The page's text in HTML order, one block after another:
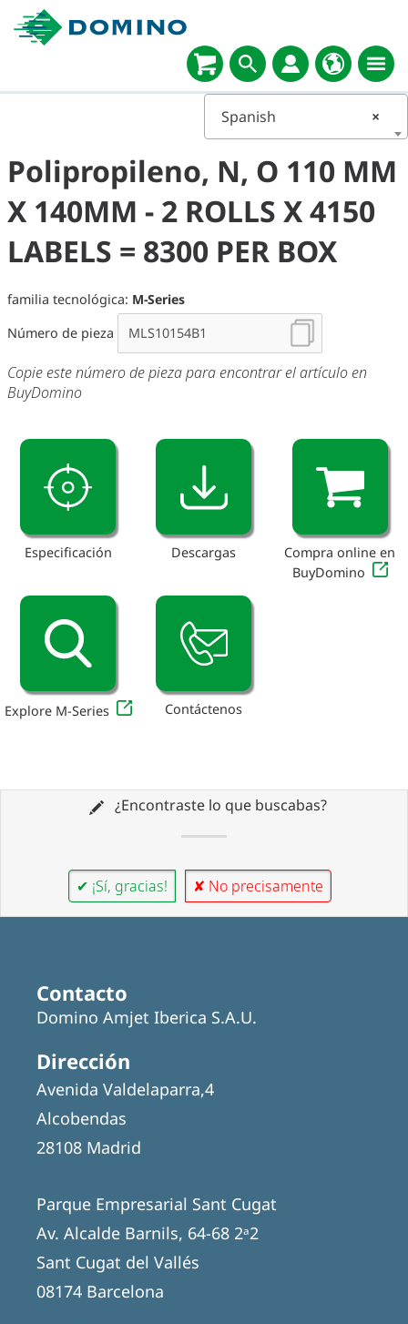
×
Spanish
Polipropileno, N, O 110 MM
X 140MM - 2 ROLLS X 4150
LABELS = 8300 PER BOX
familia tecnológica: M-Series
Número de pieza
Copie este número de pieza para encontrar el artículo en
BuyDomino
Especificación Descargas
Compra online en
BuyDomino
Explore M-Series Contáctenos
¿Encontraste lo que buscabas?
✔ ¡Sí, gracias! ✘ No precisamente
Contacto
Domino Amjet Iberica S.A.U.
Dirección
Avenida Valdelaparra,4
Alcobendas
28108 Madrid
Parque Empresarial Sant Cugat
Av. Alcalde Barnils, 64-68 2ᵃ2
Sant Cugat del Vallés
08174 Barcelona